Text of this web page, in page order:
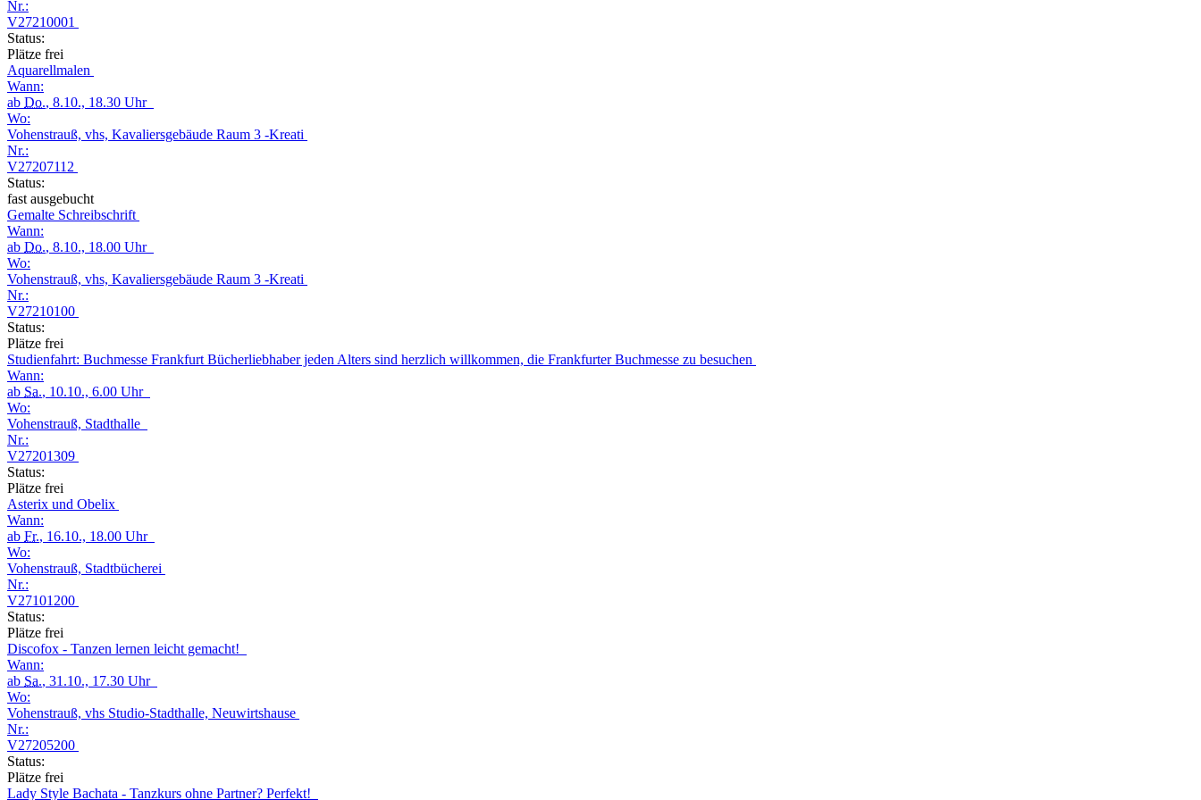
Nr.:
V27210001
Status:
Plätze frei
Aquarellmalen
Wann:
ab Do., 8.10., 18.30 Uhr
Wo:
Vohenstrauß, vhs, Kavaliersgebäude Raum 3 -Kreati
Nr.:
V27207112
Status:
fast ausgebucht
Gemalte Schreibschrift
Wann:
ab Do., 8.10., 18.00 Uhr
Wo:
Vohenstrauß, vhs, Kavaliersgebäude Raum 3 -Kreati
Nr.:
V27210100
Status:
Plätze frei
Studienfahrt: Buchmesse Frankfurt Bücherliebhaber jeden Alters sind herzlich willkommen, die Frankfurter Buchmesse zu besuchen
Wann:
ab Sa., 10.10., 6.00 Uhr
Wo:
Vohenstrauß, Stadthalle
Nr.:
V27201309
Status:
Plätze frei
Asterix und Obelix
Wann:
ab Fr., 16.10., 18.00 Uhr
Wo:
Vohenstrauß, Stadtbücherei
Nr.:
V27101200
Status:
Plätze frei
Discofox - Tanzen lernen leicht gemacht!
Wann:
ab Sa., 31.10., 17.30 Uhr
Wo:
Vohenstrauß, vhs Studio-Stadthalle, Neuwirtshause
Nr.:
V27205200
Status:
Plätze frei
Lady Style Bachata - Tanzkurs ohne Partner? Perfekt!